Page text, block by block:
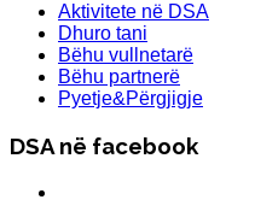
Aktivitete në DSA
Dhuro tani
Bëhu vullnetarë
Bëhu partnerë
Pyetje&Përgjigje
DSA në facebook